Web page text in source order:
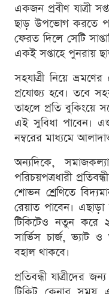
একজন প্রবীণ যাত্রী
ছাড় উপভোগ করতে
ফেরত দিলে সেটি
একই সপ্তাহে পুনরায়
সহযাত্রী নিয়ে
প্রযোজ্য হবে। তবে
তাহলে প্রতি বুকিংয়ে
এই সুবিধা পাবেন।
নম্বরের মাধ্যমে
অন্যদিকে,
পরিচয়পত্রধারী
শোভন শ্রেণিতে
রেয়াত পাবেন। এছাড়া
টিকিটেও নতুন করে
সার্ভিস চার্জ, ভ্যাট
বহাল থাকবে।
প্রতিবন্ধী যাত্রীদের